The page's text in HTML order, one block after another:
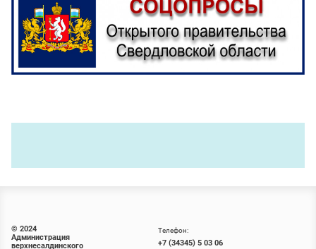
© 2024
Администрация
верхнесалдинского
Телефон:
+7 (34345) 5 03 06